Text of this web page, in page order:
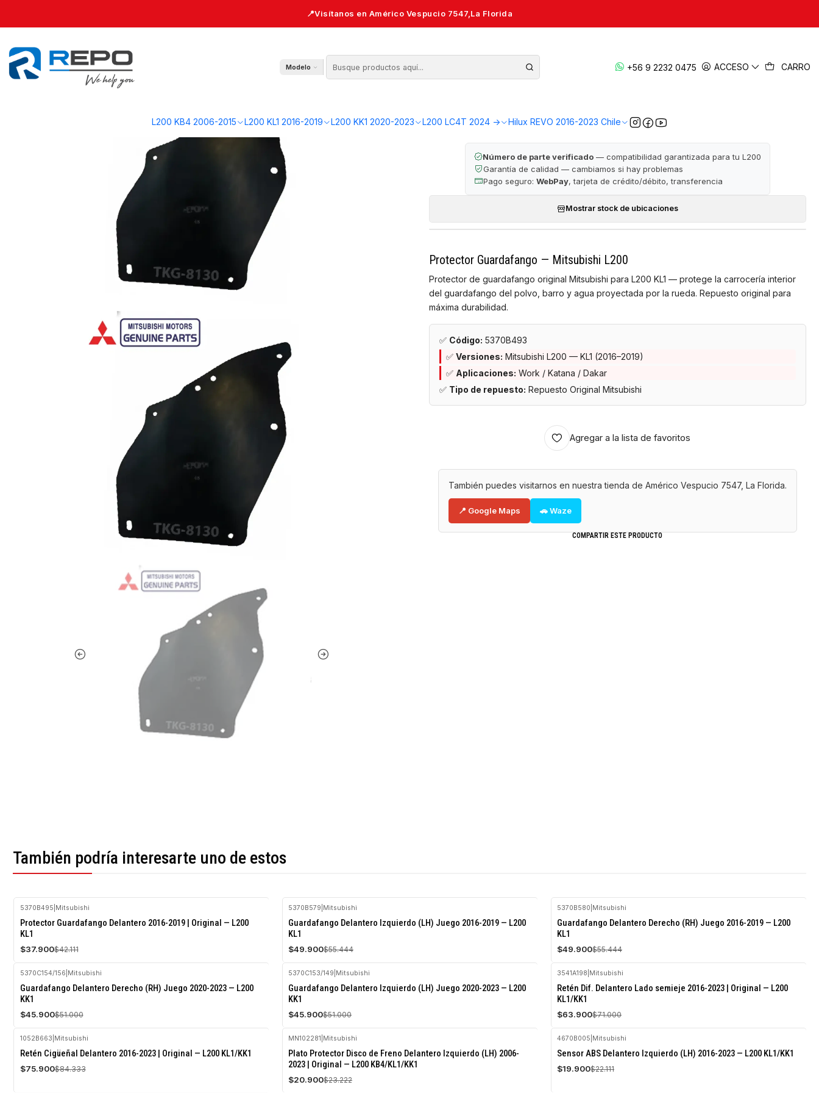
Modelo +56 9 2232 0475 ACCESO CARRO
L200 KB4 2006-2015 L200 KL1 2016-2019 L200 KK1 2020-2023 L200 LC4T 2024 -> Hilux REVO 2016-2023 Chile
Protector Guardafango 2016-2019 | Original — L200 KL1
Protector Guardafango 2016-2019 | Original — L200
🔒 Pago seguro · ✅ Garantía de satisfacción · 📦 Despacho a todo Chile
Número de parte verificado— compatibilidad garantizada para tu L200
Garantía de calidad — cambiamos si hay problemas
Pago seguro: WebPay, tarjeta de crédito/débito, transferencia
Mostrar stock de ubicaciones
Protector Guardafango — Mitsubishi L200
Protector de guardafango original Mitsubishi para L200 KL1 — protege la carrocería interior
del guardafango del polvo, barro y agua proyectada por la rueda. Repuesto original para
máxima durabilidad.
✅ Código: 5370B493
✅ Versiones: Mitsubishi L200 — KL1 (2016–2019)
✅ Aplicaciones: Work / Katana / Dakar
✅ Tipo de repuesto: Repuesto Original Mitsubishi
Agregar a la lista de favoritos
También puedes visitarnos en nuestra tienda de Américo Vespucio 7547, La Florida.
📍 Google Maps 🚗 Waze
COMPARTIR ESTE PRODUCTO
También podría interesarte uno de estos
-10%
OFF
5370B495 Mitsubishi
Protector Guardafango Delantero 2016-2019 | Original — L200
KL1
$37.900$42.111
-10%
OFF
5370B579 Mitsubishi
Guardafango Delantero Izquierdo (LH) Juego 2016-2019 — L200
KL1
$49.900$55.444
-10%
OFF
5370B580 Mitsubishi
Guardafango Delantero Derecho (RH) Juego 2016-2019 — L200
KL1
$49.900$55.444
-10%
OFF
5370C154/156 Mitsubishi
Guardafango Delantero Derecho (RH) Juego 2020-2023 — L200
KK1
$45.900$51.000
-10%
OFF
5370C153/149 Mitsubishi
Guardafango Delantero Izquierdo (LH) Juego 2020-2023 — L200
KK1
$45.900$51.000
-10%
OFF
3541A198 Mitsubishi
Retén Dif. Delantero Lado semieje 2016-2023 | Original — L200
KL1/KK1
$63.900$71.000
-10%
OFF
1052B663 Mitsubishi
Retén Cigüeñal Delantero 2016-2023 | Original — L200 KL1/KK1
$75.900$84.333
-10%
OFF
MN102281 Mitsubishi
Plato Protector Disco de Freno Delantero Izquierdo (LH) 2006-
2023 | Original — L200 KB4/KL1/KK1
$20.900$23.222
-10%
OFF
4670B005 Mitsubishi
Sensor ABS Delantero Izquierdo (LH) 2016-2023 — L200 KL1/KK1
$19.900$22.111